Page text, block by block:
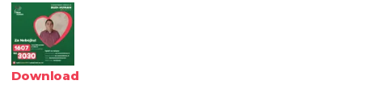
Download